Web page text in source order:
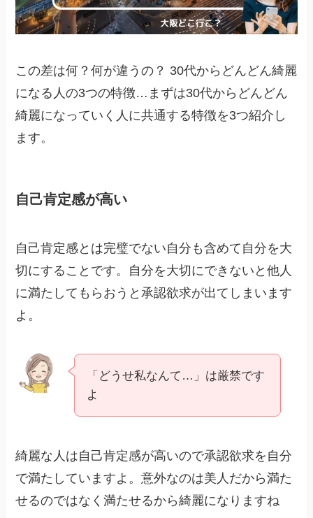
この差は何？何が違うの？ 30代からどんどん綺麗
になる人の3つの特徴…まずは30代からどんどん
綺麗になっていく人に共通する特徴を3つ紹介し
ます。
自己肯定感が高い
自己肯定感とは完璧でない自分も含めて自分を大
切にすることです。自分を大切にできないと他人
に満たしてもらおうと承認欲求が出てしまいます
よ。
「どうせ私なんて…」は厳禁です
よ
綺麗な人は自己肯定感が高いので承認欲求を自分
で満たしていますよ。意外なのは美人だから満た
せるのではなく満たせるから綺麗になりますね